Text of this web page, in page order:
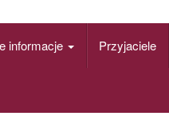
informacje Przyjaciele